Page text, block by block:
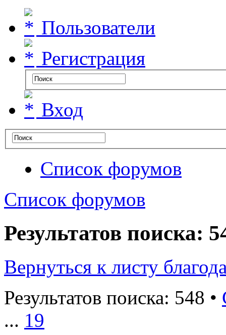
Пользователи
Регистрация
Вход
Список форумов
Список форумов
Результатов поиска:
Вернуться к листу
Результатов поиска: 548 •
... 19